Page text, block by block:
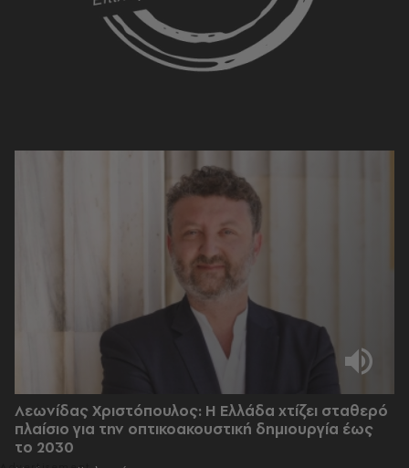
Λεωνίδας Χριστόπουλος: Η Ελλάδα χτίζει σταθερό
πλαίσιο για την οπτικοακουστική δημιουργία έως
το 2030